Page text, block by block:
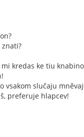
znati?
mi kredas ke tiu
vsakom slučaju
preferuje hlapcev!